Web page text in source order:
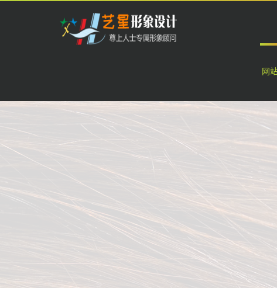
技
限
网
专业美睫嫁接，
单根 · 扇形 · 俄式扇